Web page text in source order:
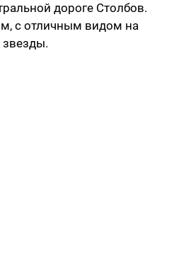
дороге Столбов.
с отличным видом на